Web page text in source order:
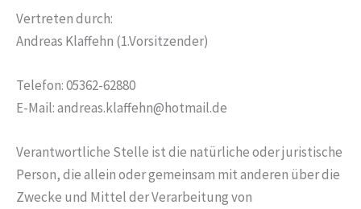
Vertreten durch:
Andreas Klaffehn (1.Vorsitzender)
Telefon: 05362-62880
E-Mail: andreas.klaffehn@hotmail.de
Verantwortliche Stelle ist die natürliche oder juristische
Person, die allein oder gemeinsam mit anderen über die
Zwecke und Mittel der Verarbeitung von